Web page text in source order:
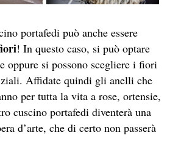
portafedi può anche essere
! In questo caso, si può optare
oppure si possono scegliere i fiori
Affidate quindi gli anelli che
per tutta la vita a rose, ortensie,
cuscino portafedi diventerà una
d’arte, che di certo non passerà